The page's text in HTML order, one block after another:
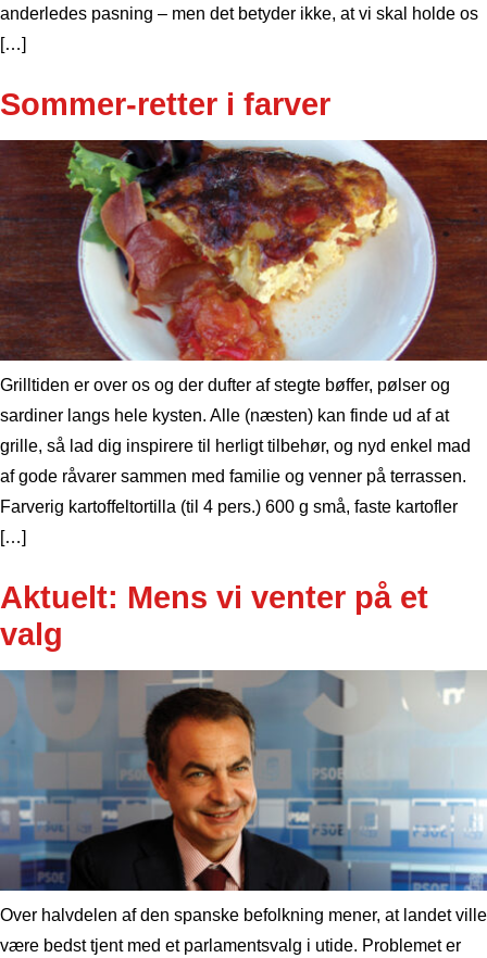
anderledes pasning – men det betyder ikke, at vi skal holde os
[…]
Sommer-retter i farver
Grilltiden er over os og der dufter af stegte bøffer, pølser og
sardiner langs hele kysten. Alle (næsten) kan finde ud af at
grille, så lad dig inspirere til herligt tilbehør, og nyd enkel mad
af gode råvarer sammen med familie og venner på terrassen.
Farverig kartoffeltortilla (til 4 pers.) 600 g små, faste kartofler
[…]
Aktuelt: Mens vi venter på et
valg
Over halvdelen af den spanske befolkning mener, at landet ville
være bedst tjent med et parlamentsvalg i utide. Problemet er